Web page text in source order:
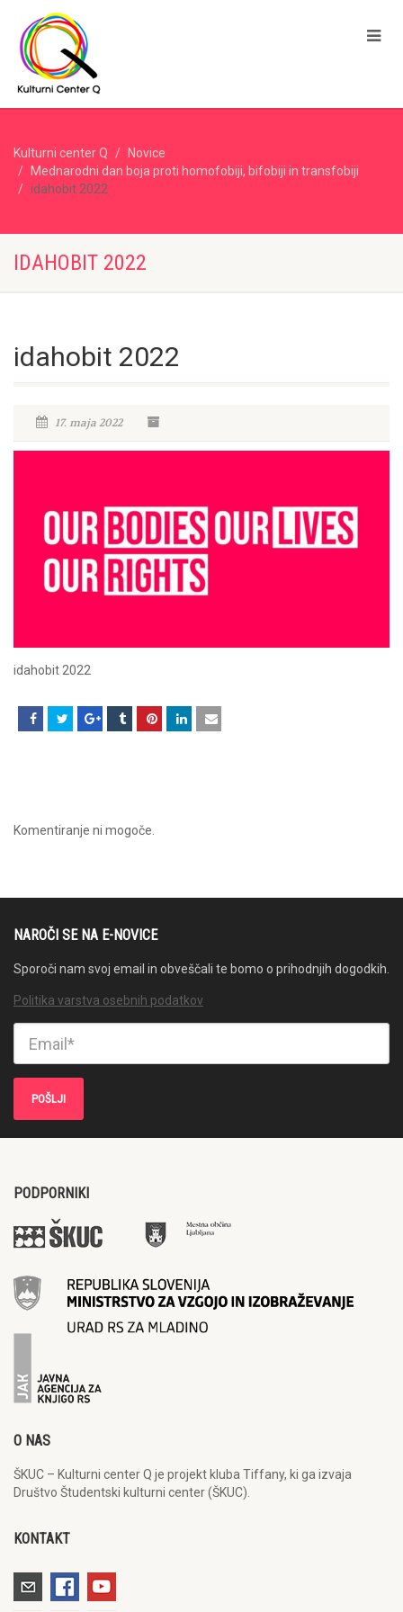
Kulturni center Q
Novice
Mednarodni dan boja proti homofobiji, bifobiji in transfobiji
idahobit 2022
IDAHOBIT 2022
idahobit 2022
17. maja 2022
idahobit 2022
Komentiranje ni mogoče.
NAROČI SE NA E-NOVICE
Sporoči nam svoj email in obveščali te bomo o prihodnjih dogodkih.
Politika varstva osebnih podatkov
PODPORNIKI
O NAS
ŠKUC – Kulturni center Q je projekt kluba Tiffany, ki ga izvaja
Društvo Študentski kulturni center (ŠKUC).
KONTAKT